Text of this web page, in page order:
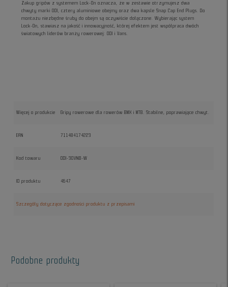
Zakup gripów z systemem Lock-On oznacza, że w zestawie otrzymujesz dwa
chwyty marki ODI, cztery aluminiowe obejmy oraz dwa kapsle Snap Cap End Plugs. Do
montażu niezbędne śruby do obejm są oczywiście dołączone. Wybierając system
Lock-On, stawiasz na jakość i innowacyjność, której efektem jest współpraca dwóch
światowych liderów branży rowerowej: ODI i Vans.
Więcej o produkcie Gripy rowerowe dla rowerów BMX i MTB. Stabilne, poprawiające chwyt.
EAN 711484174223
Kod towaru ODI-30VNB-W
ID produktu 4647
Szczegóły dotyczące zgodności produktu z przepisami
Podobne produkty